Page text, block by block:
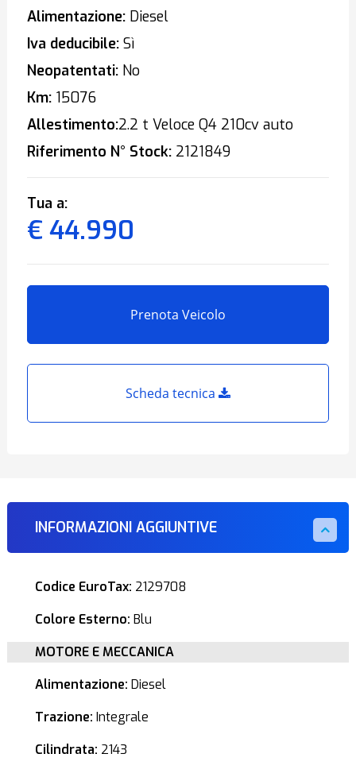
Alimentazione:Diesel
Iva deducibile:Sì
Neopatentati:No
Km:15076
Allestimento:2.2 t Veloce Q4 210cv auto
Riferimento N° Stock:2121849
Tua a:
€ 44.990
Prenota Veicolo
Scheda tecnica
INFORMAZIONI AGGIUNTIVE
Codice EuroTax: 2129708
Colore Esterno: Blu
MOTORE E MECCANICA
Alimentazione: Diesel
Trazione: Integrale
Cilindrata: 2143